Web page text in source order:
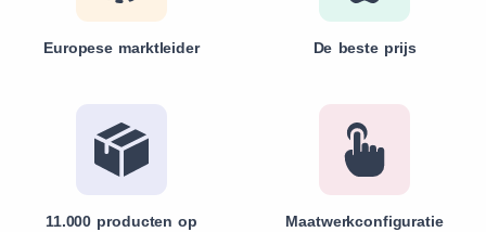
Europese marktleider De beste prijs
11.000 producten op
Maatwerkconfiguratie